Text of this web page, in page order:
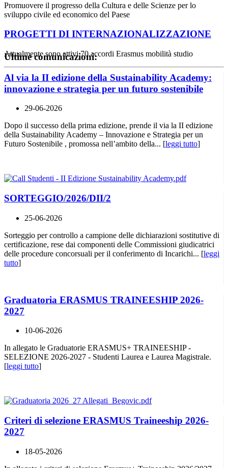
Promuovere il progresso della Cultura e delle Scienze per lo
sviluppo civile ed economico del Paese
PROGETTI DI INTERNAZIONALIZZAZIONE
Attualmente sono attivi 70 accordi Erasmus mobilità studio
Ultime comunicazioni:
Al via la II edizione della Sustainability Academy:
innovazione e strategia per un futuro sostenibile
29-06-2026
Dopo il successo della prima edizione, prende il via la II edizione
della Sustainability Academy – Innovazione e Strategia per un
Futuro Sostenibile , promossa nell’ambito della... [leggi tutto]
SORTEGGIO/2026/DII/2
25-06-2026
Sorteggio per controllo a campione delle dichiarazioni sostitutive di
certificazione, rese dai componenti delle Commissioni giudicatrici
delle procedure concorsuali per il conferimento di Incarichi... [leggi
tutto]
Graduatoria ERASMUS TRAINEESHIP 2026-
2027
10-06-2026
In allegato le Graduatorie ERASMUS+ TRAINEESHIP -
SELEZIONE 2026-2027 - Studenti Laurea e Laurea Magistrale.
[leggi tutto]
Criteri di selezione ERASMUS Traineeship 2026-
2027
18-05-2026